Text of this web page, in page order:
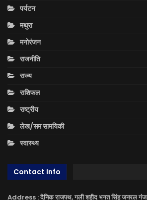
पर्यटन
मथुरा
मनोरंजन
राजनीति
राज्य
राशिफल
राष्ट्रीय
लेख/सम सामयिकी
स्वास्थ्य
Contact Info
Address : दैनिक राजपथ, गली शहीद भगत सिंह जनरल गंज